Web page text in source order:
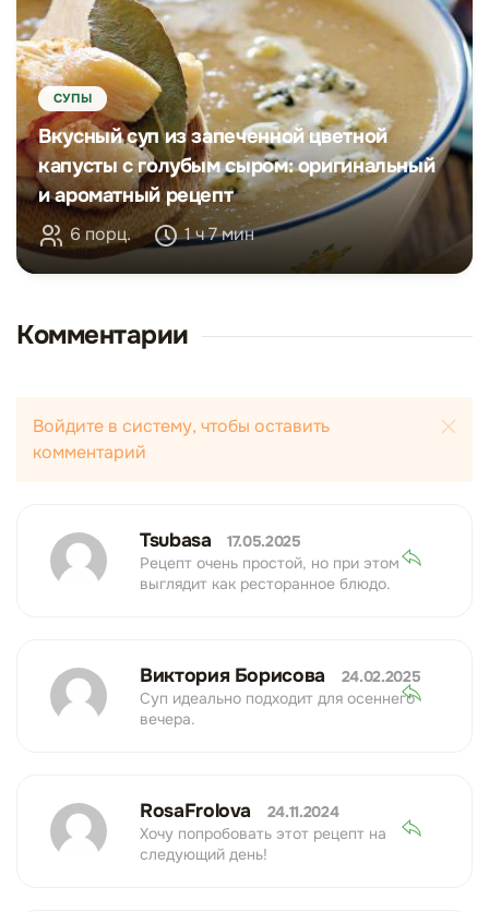
СУПЫ
Вкусный суп из запеченной цветной
капусты с голубым сыром: оригинальный
и ароматный рецепт
6 порц. 1 ч 7 мин
Комментарии
Войдите в систему, чтобы оставить
комментарий
Tsubasa
17.05.2025
Рецепт очень простой, но при этом
выглядит как ресторанное блюдо.
Виктория Борисова
24.02.2025
Суп идеально подходит для осеннего
вечера.
RosaFrolova
24.11.2024
Хочу попробовать этот рецепт на
следующий день!